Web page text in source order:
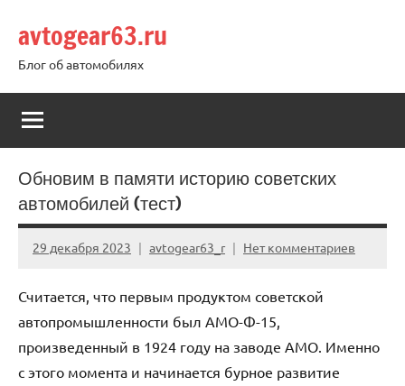
содержимому
avtogear63.ru
Блог об автомобилях
Обновим в памяти историю советских
автомобилей (тест)
29 декабря 2023 avtogear63_r Нет комментариев
Считается, что первым продуктом советской
автопромышленности был АМО-Ф-15,
произведенный в 1924 году на заводе АМО. Именно
с этого момента и начинается бурное развитие